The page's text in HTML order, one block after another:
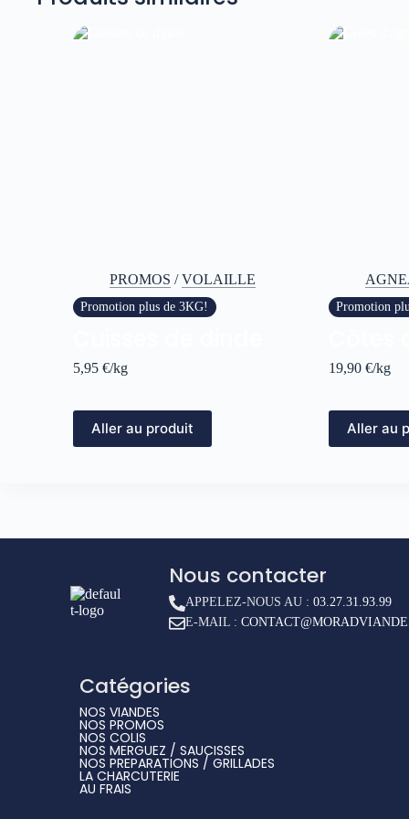
PROMOS /VOLAILLE
Promotion plus de 3KG!
5,95 €/kg
Aller au produit
Promotion
19,90 €/kg
Aller au
Nous contacter
APPELEZ-NOUS AU : 03.27.31.93.99
E-MAIL :
Catégories
NOS VIANDES
NOS PROMOS
NOS COLIS
NOS MERGUEZ / SAUCISSES
NOS PREPARATIONS / GRILLADES
LA CHARCUTERIE
AU FRAIS